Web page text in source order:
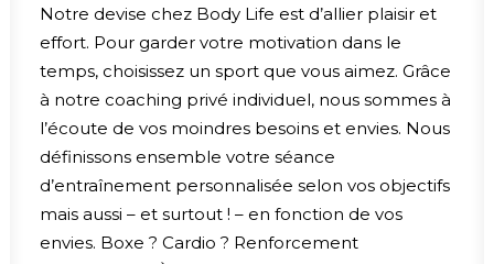
Notre devise chez Body Life est d’allier plaisir et
effort. Pour garder votre motivation dans le
temps, choisissez un sport que vous aimez. Grâce
à notre coaching privé individuel, nous sommes à
l’écoute de vos moindres besoins et envies. Nous
définissons ensemble votre séance
d’entraînement personnalisée selon vos objectifs
mais aussi – et surtout ! – en fonction de vos
envies. Boxe ? Cardio ? Renforcement